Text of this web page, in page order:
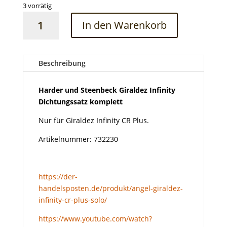
3 vorrätig
Infinity
Dichtungssatz
komplett
Menge
In den Warenkorb
Beschreibung
Harder und Steenbeck Giraldez Infinity
Dichtungssatz komplett
Nur für Giraldez Infinity CR Plus.
Artikelnummer: 732230
https://der-
handelsposten.de/produkt/angel-giraldez-
infinity-cr-plus-solo/
https://www.youtube.com/watch?